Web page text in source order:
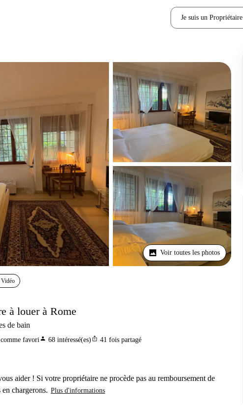
Je suis un Propriétaire
Voir toutes les photos
Vidéo
à louer à Rome
de bain
favoriperson 68 intéressé(es) ios_share 41 fois partagé
aider ! Si votre propriétaire ne procède pas au remboursement de
chargerons. Plus d'informations